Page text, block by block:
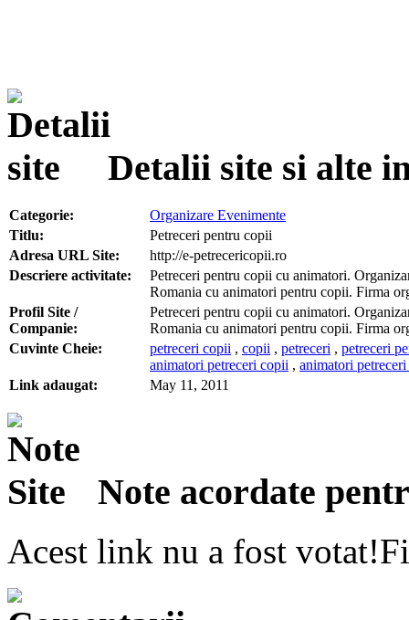
Detalii site si alte
Categorie:
Organizare Evenimente
Titlu:
Petreceri pentru copii
Adresa URL Site:
http://e-petrecericopii.ro
Descriere activitate:
Petreceri pentru copii cu animatori.
Romania cu animatori pentru copii. Firma
Profil Site /
Companie:
Petreceri pentru copii cu animatori.
Romania cu animatori pentru copii. Firma
Cuvinte Cheie:
petreceri copii , copii , petreceri , petreceri
animatori petreceri copii , animatori
Link adaugat:
May 11, 2011
Note acordate
Acest link nu a fost